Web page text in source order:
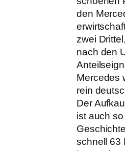
den
zwei
nach den
Mercedes
rein
Der
ist auch
schnell 63